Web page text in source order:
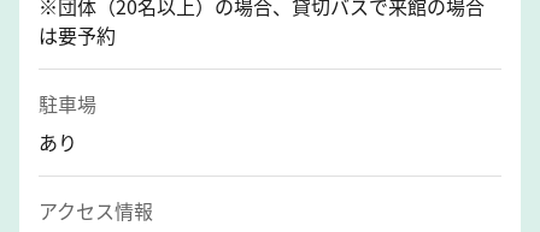
は要予約
駐車場
あり
アクセス情報